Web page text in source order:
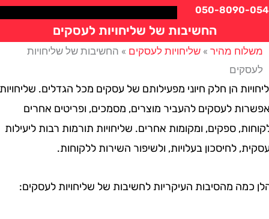
050-
החשיבות של שליחויות לעסקים
מהיר »שליחויות לעסקים»החשיבות של שליחויות
הן חלק חיוני מפעילותם של עסקים מכל הגדלים. שליחויות
לעסקים להעביר מוצרים, מסמכים, ופריטים אחרים
ספקים, ומקומות אחרים. שליחויות תורמות רבות ליעילות
לחיסכון בעלויות, ולשיפור השירות ללקוחות.
מהסיבות העיקריות לחשיבות של שליחויות לעסקים: